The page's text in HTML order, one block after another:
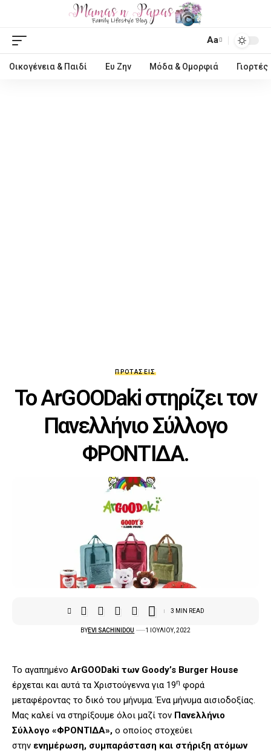
Aa
Οικογένεια & Παιδί Ευ Ζην Μόδα & Ομορφιά Γιορτές
ΠΡΟΤΆΣΕΙΣ
Το ArGOODaki στηρίζει τον
Πανελλήνιο Σύλλογο
ΦΡΟΝΤΙΔΑ.
BYEVI SACHINIDOU 1 ΙΟΥΛΊΟΥ, 2022
3 MIN READ
Το αγαπημένο ArGOODaki των Goody’s Burger House
έρχεται και αυτά τα Χριστούγεννα για 19η φορά
μεταφέροντας το δικό του μήνυμα. Ένα μήνυμα αισιοδοξίας.
Μας καλεί να στηρίξουμε όλοι μαζί τον Πανελλήνιο
Σύλλογο «ΦΡΟΝΤΙΔΑ», ο οποίος στοχεύει
στην ενημέρωση, συμπαράσταση και στήριξη ατόμων